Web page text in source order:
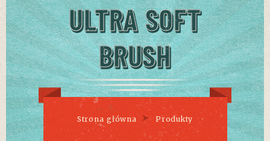
ULTRA SOFT
BRUSH
Strona główna Produkty